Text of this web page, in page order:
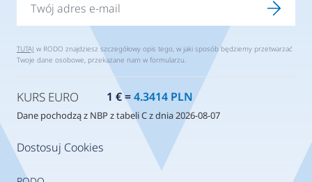
Dostosuj Cookies
TUTAJ w RODO znajdziesz szczegółowy opis tego, w jaki sposób będziemy przetwarzać
Twoje dane osobowe, przekazane nam w formularzu.
KURS EURO 1 € =4.3414 PLN
Dane pochodzą z NBP z tabeli C z dnia 2026-08-07